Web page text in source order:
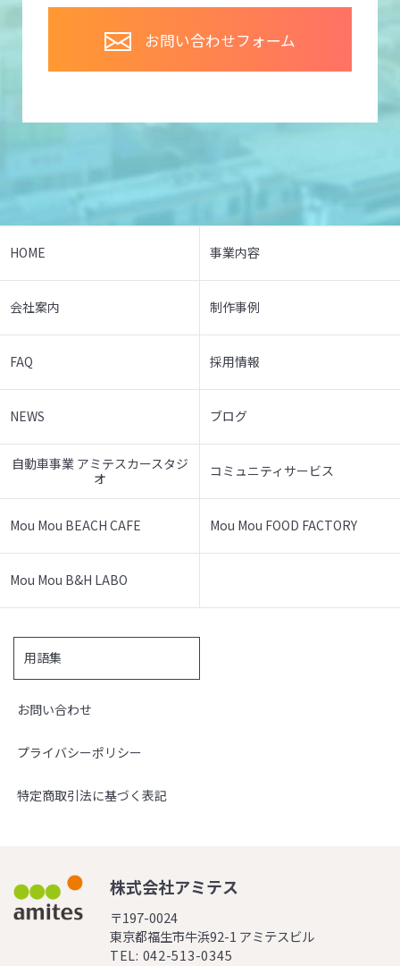
お問い合わせフォーム
HOME 事業内容
会社案内 制作事例
FAQ 採用情報
NEWS ブログ
自動車事業 アミテスカースタジ
オ
コミュニティサービス
Mou Mou BEACH CAFE Mou Mou FOOD FACTORY
Mou Mou B&H LABO
用語集
お問い合わせ
プライバシーポリシー
特定商取引法に基づく表記
株式会社アミテス
〒197-0024
東京都福生市牛浜92-1 アミテスビル
TEL: 042-513-0345